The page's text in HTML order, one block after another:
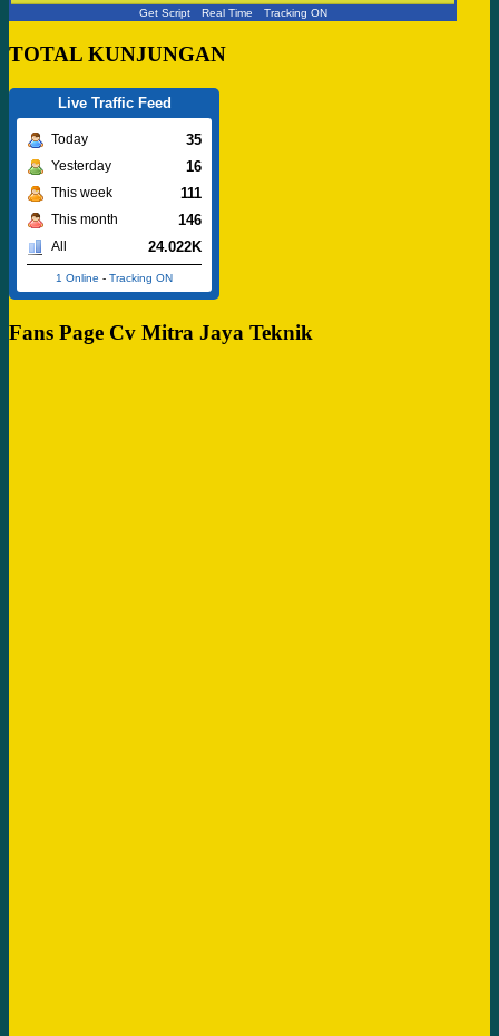
Get Script Real Time Tracking ON
TOTAL KUNJUNGAN
Live Traffic Feed
Today 35
Yesterday 16
This week 111
This month 146
All 24.022K
1 Online - Tracking ON
Fans Page Cv Mitra Jaya Teknik